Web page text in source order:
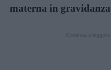
materna in